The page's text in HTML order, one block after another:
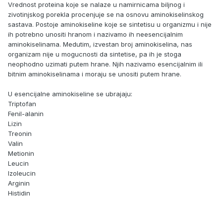
Vrednost proteina koje se nalaze u namirnicama biljnog i
zivotinjskog porekla procenjuje se na osnovu aminokiselinskog
sastava. Postoje aminokiseline koje se sintetisu u organizmu i nije
ih potrebno unositi hranom i nazivamo ih neesencijalnim
aminokiselinama. Medutim, izvestan broj aminokiselina, nas
organizam nije u mogucnosti da sintetise, pa ih je stoga
neophodno uzimati putem hrane. Njih nazivamo esencijalnim ili
bitnim aminokiselinama i moraju se unositi putem hrane.
U esencijalne aminokiseline se ubrajaju:
Triptofan
Fenil-alanin
Lizin
Treonin
Valin
Metionin
Leucin
Izoleucin
Arginin
Histidin